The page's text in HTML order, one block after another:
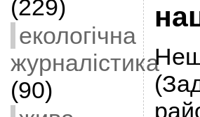
(229)
екологічна
журналістика
(90)